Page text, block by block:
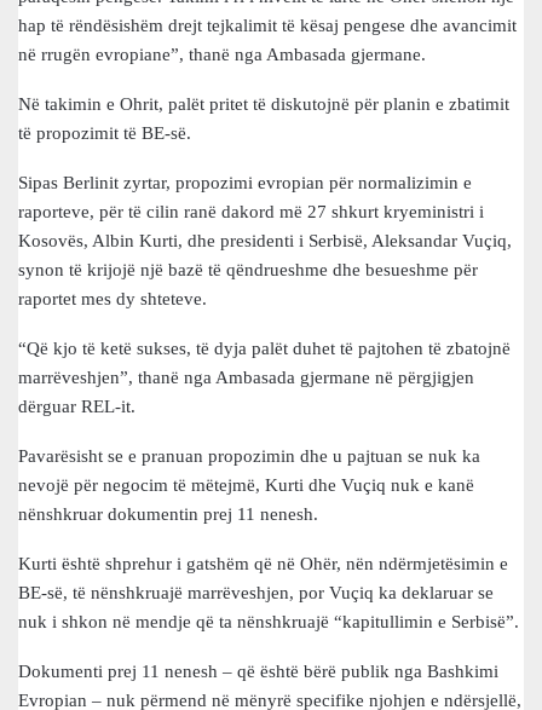
hap të rëndësishëm drejt tejkalimit të kësaj pengese dhe avancimit
në rrugën evropiane”, thanë nga Ambasada gjermane.
Në takimin e Ohrit, palët pritet të diskutojnë për planin e zbatimit
të propozimit të BE-së.
Sipas Berlinit zyrtar, propozimi evropian për normalizimin e
raporteve, për të cilin ranë dakord më 27 shkurt kryeministri i
Kosovës, Albin Kurti, dhe presidenti i Serbisë, Aleksandar Vuçiq,
synon të krijojë një bazë të qëndrueshme dhe besueshme për
raportet mes dy shteteve.
“Që kjo të ketë sukses, të dyja palët duhet të pajtohen të zbatojnë
marrëveshjen”, thanë nga Ambasada gjermane në përgjigjen
dërguar REL-it.
Pavarësisht se e pranuan propozimin dhe u pajtuan se nuk ka
nevojë për negocim të mëtejmë, Kurti dhe Vuçiq nuk e kanë
nënshkruar dokumentin prej 11 nenesh.
Kurti është shprehur i gatshëm që në Ohër, nën ndërmjetësimin e
BE-së, të nënshkruajë marrëveshjen, por Vuçiq ka deklaruar se
nuk i shkon në mendje që ta nënshkruajë “kapitullimin e Serbisë”.
Dokumenti prej 11 nenesh – që është bërë publik nga Bashkimi
Evropian – nuk përmend në mënyrë specifike njohjen e ndërsjellë,